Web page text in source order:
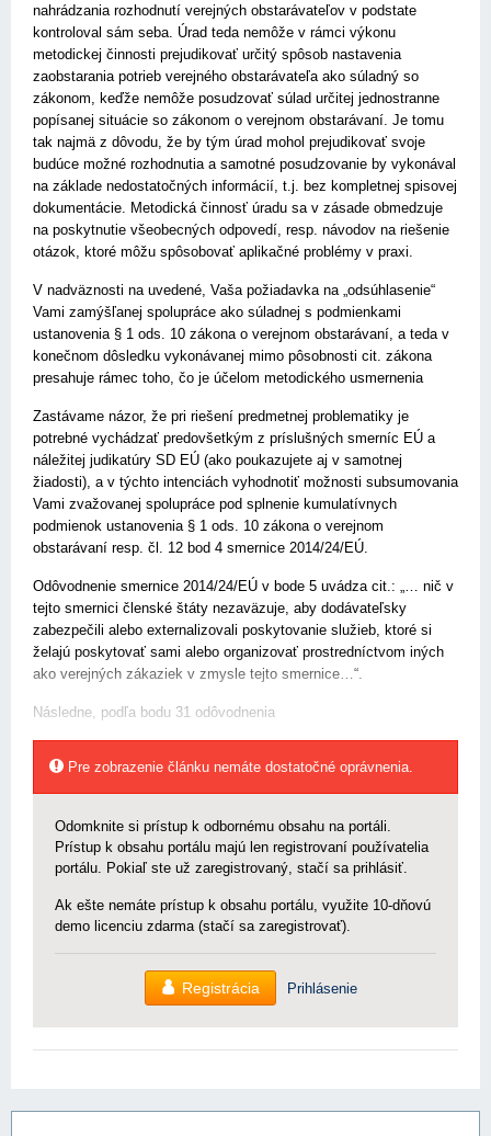
nahrádzania rozhodnutí verejných obstarávateľov v podstate
kontroloval sám seba. Úrad teda nemôže v rámci výkonu
metodickej činnosti prejudikovať určitý spôsob nastavenia
zaobstarania potrieb verejného obstarávateľa ako súladný so
zákonom, keďže nemôže posudzovať súlad určitej jednostranne
popísanej situácie so zákonom o verejnom obstarávaní. Je tomu
tak najmä z dôvodu, že by tým úrad mohol prejudikovať svoje
budúce možné rozhodnutia a samotné posudzovanie by vykonával
na základe nedostatočných informácií, t.j. bez kompletnej spisovej
dokumentácie. Metodická činnosť úradu sa v zásade obmedzuje
na poskytnutie všeobecných odpovedí, resp. návodov na riešenie
otázok, ktoré môžu spôsobovať aplikačné problémy v praxi.
V nadväznosti na uvedené, Vaša požiadavka na „odsúhlasenie“
Vami zamýšľanej spolupráce ako súladnej s podmienkami
ustanovenia § 1 ods. 10 zákona o verejnom obstarávaní, a teda v
konečnom dôsledku vykonávanej mimo pôsobnosti cit. zákona
presahuje rámec toho, čo je účelom metodického usmernenia
Zastávame názor, že pri riešení predmetnej problematiky je
potrebné vychádzať predovšetkým z príslušných smerníc EÚ a
náležitej judikatúry SD EÚ (ako poukazujete aj v samotnej
žiadosti), a v týchto intenciách vyhodnotiť možnosti subsumovania
Vami zvažovanej spolupráce pod splnenie kumulatívnych
podmienok ustanovenia § 1 ods. 10 zákona o verejnom
obstarávaní resp. čl. 12 bod 4 smernice 2014/24/EÚ.
Odôvodnenie smernice 2014/24/EÚ v bode 5 uvádza cit.: „… nič v
tejto smernici členské štáty nezaväzuje, aby dodávateľsky
zabezpečili alebo externalizovali poskytovanie služieb, ktoré si
želajú poskytovať sami alebo organizovať prostredníctvom iných
ako verejných zákaziek v zmysle tejto smernice…“.
Následne, podľa bodu 31 odôvodnenia
Pre zobrazenie článku nemáte dostatočné oprávnenia.
Odomknite si prístup k odbornému obsahu na portáli.
Prístup k obsahu portálu majú len registrovaní používatelia
portálu. Pokiaľ ste už zaregistrovaný, stačí sa prihlásiť.
Ak ešte nemáte prístup k obsahu portálu, využite 10-dňovú
demo licenciu zdarma (stačí sa zaregistrovať).
Registrácia Prihlásenie